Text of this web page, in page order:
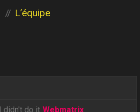
L’équipe
I didn't do it Webmatrix